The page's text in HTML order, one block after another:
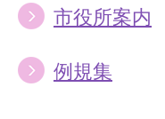
市役所案内
例規集